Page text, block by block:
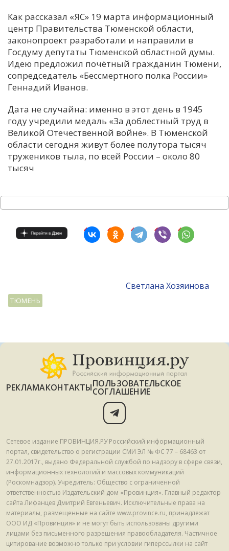
М
Н
Х
Ч
Я
Как рассказал «ЯС» 19 марта информационный
центр Правительства Тюменской области,
законопроект разработали и направили в
Госдуму депутаты Тюменской областной думы.
Идею предложил почётный гражданин Тюмени,
сопредседатель «Бессмертного полка России»
Геннадий Иванов.
Дата не случайна: именно в этот день в 1945
году учредили медаль «За доблестный труд в
Великой Отечественной войне». В Тюменской
области сегодня живут более полутора тысяч
тружеников тыла, по всей России – около 80
тысяч
Светлана Хозяинова
ТЮМЕНЬ
РЕКЛАМАКОНТАКТЫПОЛЬЗОВАТЕЛЬСКОЕ
СОГЛАШЕНИЕ
Сетевое издание ПРОВИНЦИЯ.РУ Российский информационный
портал, свидетельство о регистрации СМИ ЭЛ № ФС 77 – 68463 от
27.01.2017г., выдано Федеральной службой по надзору в сфере связи,
информационных технологий и массовых коммуникаций
(Роскомнадзор). Учредитель: Общество с ограниченной
ответственностью Издательский дом «Провинция». Главный редактор
сайта Лифанцев Дмитрий Евгеньевич. Исключительные права на
материалы, размещенные на сайте www.province.ru, принадлежат
ООО ИД «Провинция» и не могут быть использованы другими
лицами без письменного разрешения правообладателя. Частичное
цитирование возможно только при условии гиперссылки на сайт